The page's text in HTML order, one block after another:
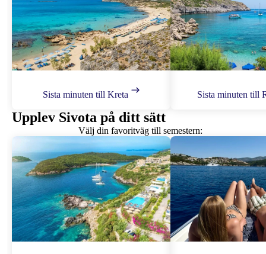
Sista minuten till Kreta Sista minuten till
Upplev Sivota på ditt sätt
Välj din favoritväg till semestern: